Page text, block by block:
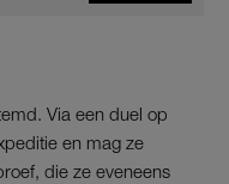
Via een duel op
en mag ze
die ze eveneens